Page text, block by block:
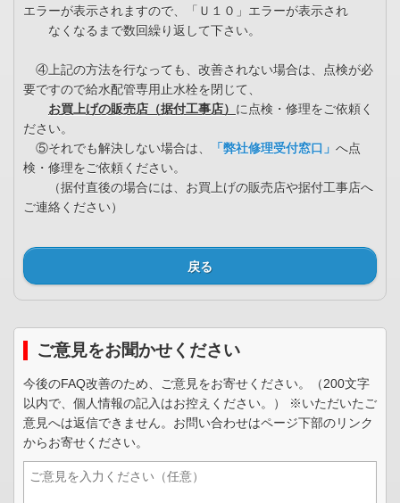
エラーが表示されますので、「Ｕ１０」エラーが表示され
なくなるまで数回繰り返して下さい。
④上記の方法を行なっても、改善されない場合は、点検が必
要ですので給水配管専用止水栓を閉じて、
お買上げの販売店（据付工事店） に点検・修理をご依頼く
ださい。
⑤それでも解決しない場合は、
「弊社修理受付窓口」 へ点
検・修理をご依頼ください。
（据付直後の場合には、お買上げの販売店や据付工事店へ
ご連絡ください）
戻る
ご意見をお聞かせください
今後のFAQ改善のため、ご意見をお寄せください。（200文字
以内で、個人情報の記入はお控えください。） ※いただいたご
意見へは返信できません。お問い合わせはページ下部のリンク
からお寄せください。